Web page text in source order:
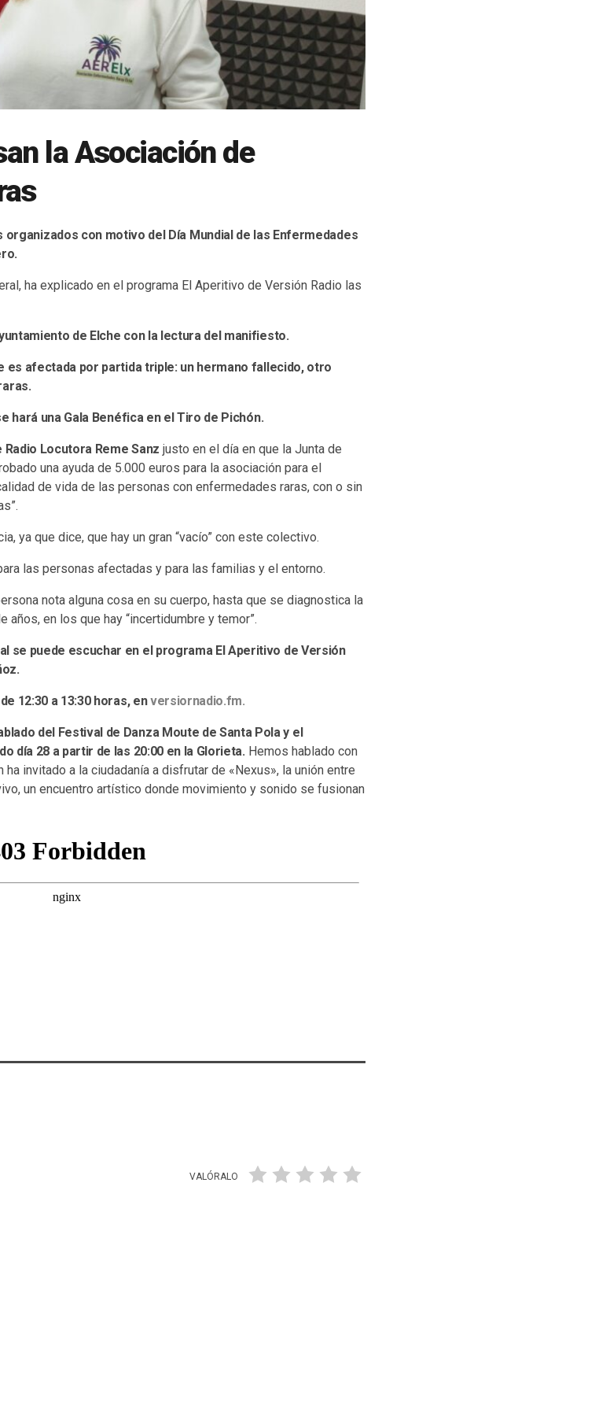
la Asociación de
con motivo del Día Mundial de las Enfermedades
ha explicado en el programa El Aperitivo de Versión Radio las
de Elche con la lectura del manifiesto.
es afectada por partida triple: un hermano fallecido, otro
hará una Gala Benéfica en el Tiro de Pichón.
Locutora Reme Sanz justo en el día en que la Junta de
una ayuda de 5.000 euros para la asociación para el
de vida de las personas con enfermedades raras, con o sin
ya que dice, que hay un gran “vacío” con este colectivo.
las personas afectadas y para las familias y el entorno.
nota alguna cosa en su cuerpo, hasta que se diagnostica la
años, en los que hay “incertidumbre y temor”.
se puede escuchar en el programa El Aperitivo de Versión
12:30 a 13:30 horas, enversiornadio.fm.
del Festival de Danza Moute de Santa Pola y el
día 28 a partir de las 20:00 en la Glorieta. Hemos hablado con
invitado a la ciudadanía a disfrutar de «Nexus», la unión entre
un encuentro artístico donde movimiento y sonido se fusionan
VALÓRALO